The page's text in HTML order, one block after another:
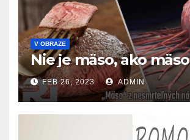
V OBRAZE
Nie je mäso, ako mäso
FEB 26, 2023 ADMIN